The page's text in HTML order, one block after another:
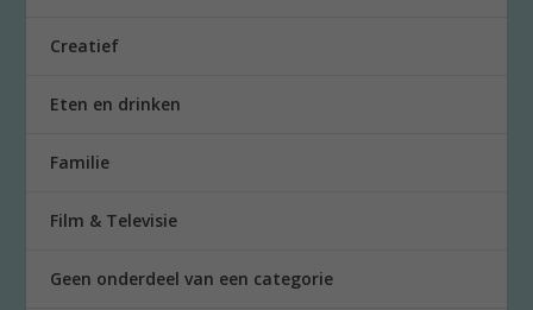
Creatief
Eten en drinken
Familie
Film & Televisie
Geen onderdeel van een categorie